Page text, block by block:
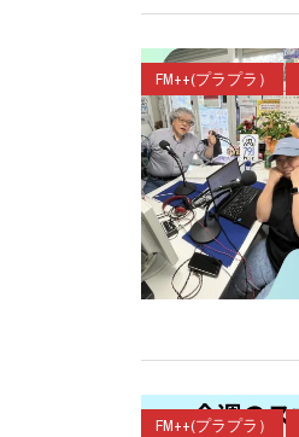
FM++(プラプラ）
FM++(プラプラ）